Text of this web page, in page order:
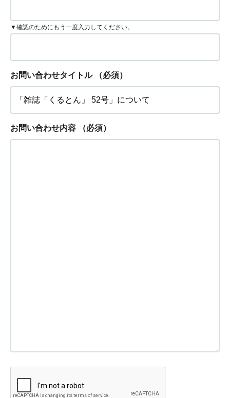
▼確認のためにもう一度入力してください。
お問い合わせタイトル （必須）
お問い合わせ内容 （必須）